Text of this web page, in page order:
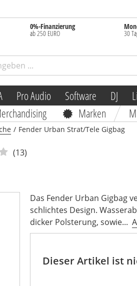
0%-Finanzierung
ab 250 EURO 30
Pro Audio Software DJ
Marken
/ Fender Urban Strat/Tele Gigbag
(13)
Das Fender Urban Gigbag
schlichtes Design.
dicker Polsterung, sowie...
Dieser Artikel ist